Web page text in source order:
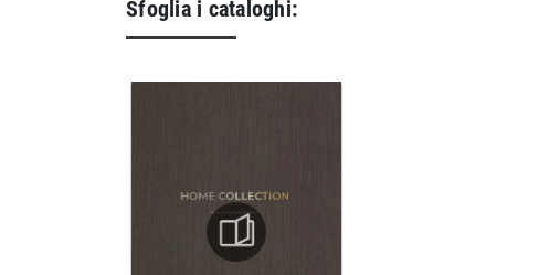
Sfoglia i cataloghi: